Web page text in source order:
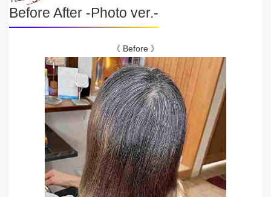
Before After -Photo ver.-
《 Before 》